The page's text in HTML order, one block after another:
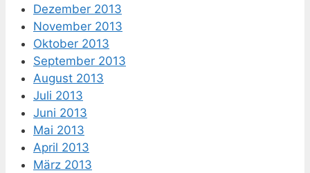
Dezember 2013
November 2013
Oktober 2013
September 2013
August 2013
Juli 2013
Juni 2013
Mai 2013
April 2013
März 2013